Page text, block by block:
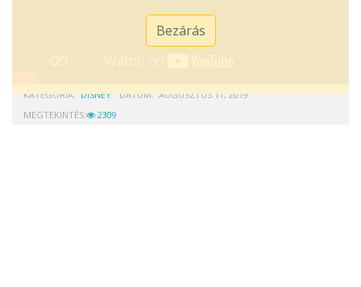
Bezárás
KATEGÓRIA:DISNEY DÁTUM:AUGUSZTUS 11, 2019
MEGTEKINTÉS:
2309